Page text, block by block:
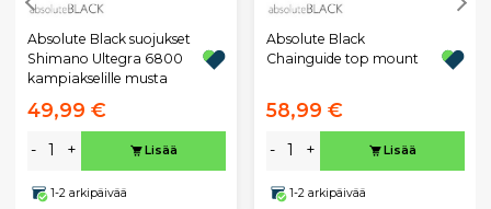
Absolute Black suojukset
Shimano Ultegra 6800
kampiakselille musta
49,99 €
- + Lisää
1-2 arkipäivää
Absolute Black
Chainguide top mount
58,99 €
- + Lisää
1-2 arkipäivää